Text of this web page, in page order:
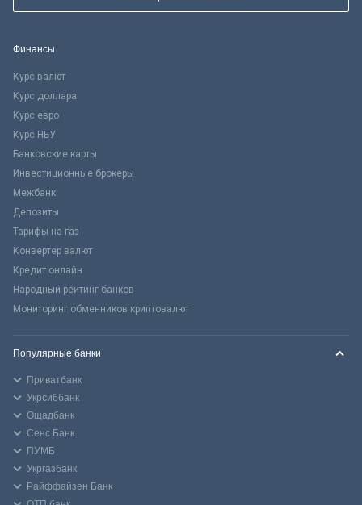
Финансы
Курс валют
Курс доллара
Курс евро
Курс НБУ
Банковские карты
Инвестиционные брокеры
Межбанк
Депозиты
Тарифы на газ
Конвертер валют
Кредит онлайн
Народный рейтинг банков
Мониторинг обменников криптовалют
Популярные банки
Приватбанк
Укрсиббанк
Ощадбанк
Сенс Банк
ПУМБ
Укргазбанк
Райффайзен Банк